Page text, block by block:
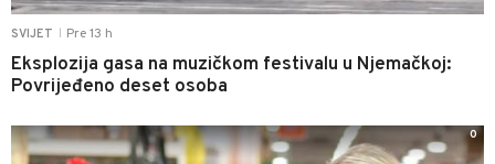
SVIJET Pre 13 h
Eksplozija gasa na muzičkom festivalu u Njemačkoj:
Povrijeđeno deset osoba
0